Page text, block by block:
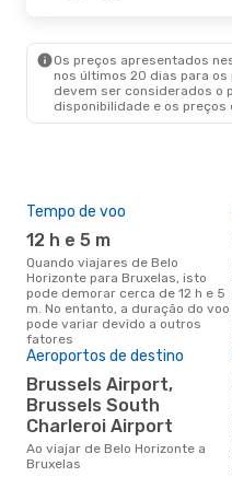
Os preços apresentados
nos últimos 20 dias para
devem ser considerados o
disponibilidade e os
Tempo de voo
12 h e 5 m
Quando viajares de Belo
Horizonte para Bruxelas, isto
pode demorar cerca de 12 h e 5
m. No entanto, a duração do voo
pode variar devido a outros
fatores
Aeroportos de destino
Brussels Airport,
Brussels South
Charleroi Airport
Ao viajar de Belo Horizonte a
Bruxelas